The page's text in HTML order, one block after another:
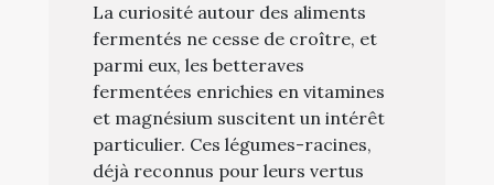
La curiosité autour des aliments
fermentés ne cesse de croître, et
parmi eux, les betteraves
fermentées enrichies en vitamines
et magnésium suscitent un intérêt
particulier. Ces légumes-racines,
déjà reconnus pour leurs vertus